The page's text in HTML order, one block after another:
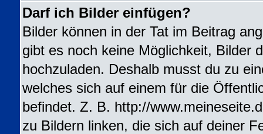
Darf ich Bilder einfügen?
Bilder können in der Tat im Beitrag
gibt es noch keine Möglichkeit, Bilder
hochzuladen. Deshalb musst du zu
welches sich auf einem für die
befindet. Z. B. http://
zu Bildern linken, die sich auf deiner